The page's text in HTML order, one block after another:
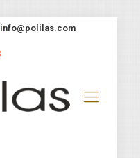
info@polilas.com